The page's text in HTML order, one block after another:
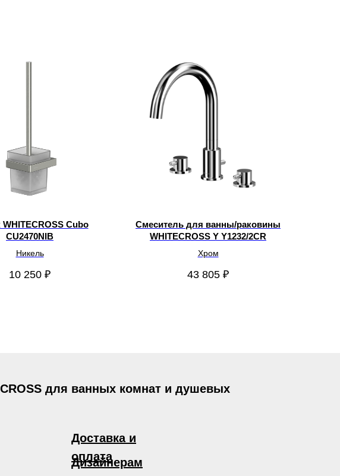
Cubo
CU2470NIB
Никель
10 250 ₽
Смеситель для ванны/раковины
WHITECROSS Y Y1232/2CR
Хром
43 805 ₽
Дизайнерам
Доставка и
оплата
для ванных комнат и душевых